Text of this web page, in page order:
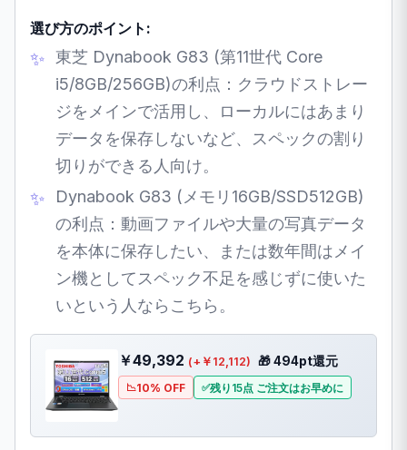
選び方のポイント:
東芝 Dynabook G83 (第11世代 Core
i5/8GB/256GB)の利点：クラウドストレー
ジをメインで活用し、ローカルにはあまり
データを保存しないなど、スペックの割り
切りができる人向け。
Dynabook G83 (メモリ16GB/SSD512GB)
の利点：動画ファイルや大量の写真データ
を本体に保存したい、または数年間はメイ
ン機としてスペック不足を感じずに使いた
いという人ならこちら。
￥49,392 (+￥12,112) 🎁 494pt還元
10% OFF 残り15点 ご注文はお早めに